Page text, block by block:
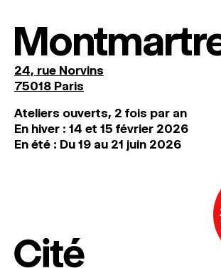
24, rue Norvins
75018 Paris
Ateliers ouverts, 2 fois par an
En hiver : 14 et 15 février 2026
En été : Du 19 au 21 juin 2026